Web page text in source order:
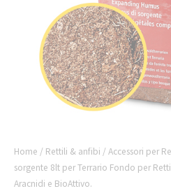
Home / Rettili & anfibi /Accessori per
sorgente 8lt per Terrario Fondo per
Aracnidi e BioAttivo.